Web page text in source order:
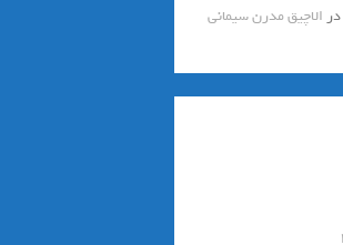
در الاچیق مدرن سیمانی